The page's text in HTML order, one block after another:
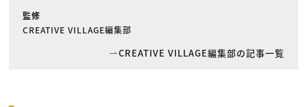
監修
CREATIVE VILLAGE編集部
CREATIVE VILLAGE編集部の記事一覧